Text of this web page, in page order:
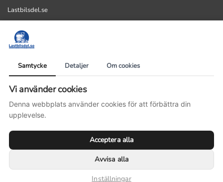
Samtycke Detaljer Om cookies
Vi använder cookies
Denna webbplats använder cookies för att förbättra din
upplevelse.
Acceptera alla
Avvisa alla
Inställningar
Lastbilsdel.se
AllMek i Vadstena AB
Lastbilsdel.se
Kastad 103
59291 Vadstena
Organisationsnummer: 559358-5531
Telefonnummer: 0143-14477
Villkor
© Lastbilsdel.se 2025